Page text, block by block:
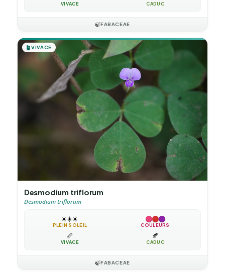
VIVACE CADUC
🍃FABACEAE
🪴VIVACE
Desmodium triflorum
Desmodium triflorum
☀️☀️☀️
PLEIN SOLEIL COULEURS
📏
VIVACE
🍂
CADUC
🍃FABACEAE